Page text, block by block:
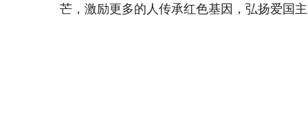
芒，激励更多的人传承红色基因，弘扬爱国